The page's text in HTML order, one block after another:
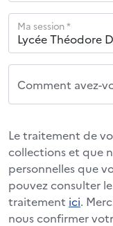
Ma session *
Comment avez-
Le traitement de
collections et que
personnelles que
pouvez consulter
traitement ici.
nous confirmer